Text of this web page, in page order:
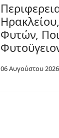
Φυτών,
06 Αυγούστου 2026